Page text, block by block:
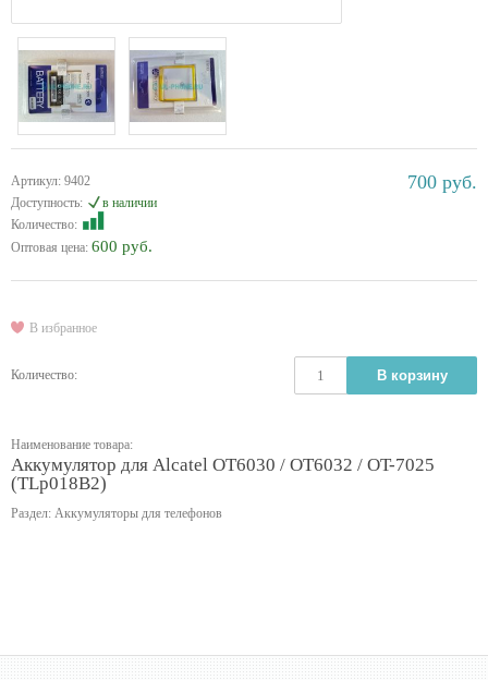
700 руб.
Артикул: 9402
Доступность:
в наличии
Количество:
Оптовая цена: 600 руб.
В избранное
В корзину
Количество:
Наименование товара:
Аккумулятор для Alcatel OT6030 / OT6032 / OT-7025
(TLp018B2)
Раздел: Аккумуляторы для телефонов